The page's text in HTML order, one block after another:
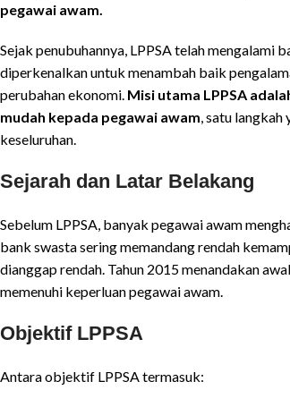
pegawai awam.
Sejak penubuhannya, LPPSA telah mengalami
diperkenalkan untuk menambah baik
perubahan ekonomi. Misi utama LPPSA
mudah kepada pegawai awam, satu langkah
keseluruhan.
Sejarah dan Latar Belakang
Sebelum LPPSA, banyak pegawai awam
bank swasta sering memandang rendah
dianggap rendah. Tahun 2015 menandakan
memenuhi keperluan pegawai awam.
Objektif LPPSA
Antara objektif LPPSA termasuk: